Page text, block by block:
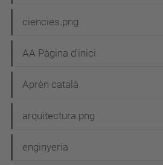
g
a
i
ó
ciencies.png
AA Pàgina d'inici
Aprèn català
arquitectura.png
enginyeria